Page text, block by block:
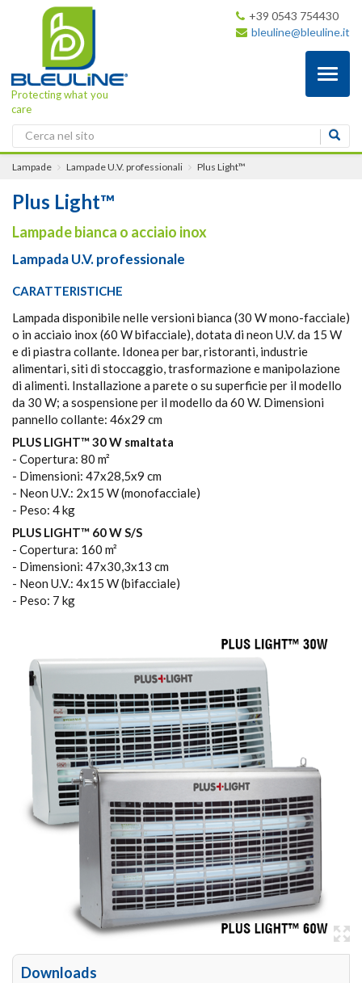
Protecting what you
care
+39 0543 754430
bleuline@bleuline.it
Lampade Lampade U.V. professionali Plus Light™
Plus Light™
Lampade bianca o acciaio inox
Lampada U.V. professionale
CARATTERISTICHE
Lampada disponibile nelle versioni bianca (30 W mono-facciale)
o in acciaio inox (60 W bifacciale), dotata di neon U.V. da 15 W
e di piastra collante. Idonea per bar, ristoranti, industrie
alimentari, siti di stoccaggio, trasformazione e manipolazione
di alimenti. Installazione a parete o su superficie per il modello
da 30 W; a sospensione per il modello da 60 W. Dimensioni
pannello collante: 46x29 cm
PLUS LIGHT™ 30 W smaltata
- Copertura: 80 m²
- Dimensioni: 47x28,5x9 cm
- Neon U.V.: 2x15 W (monofacciale)
- Peso: 4 kg
PLUS LIGHT™ 60 W S/S
- Copertura: 160 m²
- Dimensioni: 47x30,3x13 cm
- Neon U.V.: 4x15 W (bifacciale)
- Peso: 7 kg
Downloads